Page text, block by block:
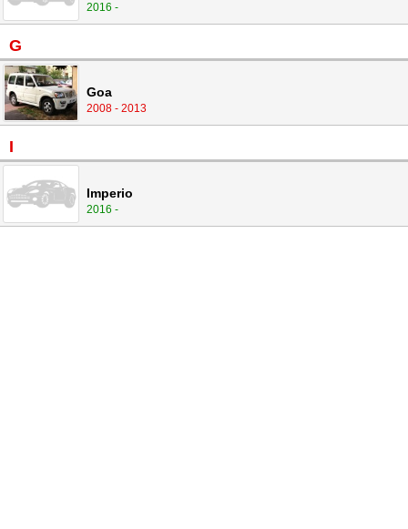
2016 -
G
Goa
2008 - 2013
I
Imperio
2016 -